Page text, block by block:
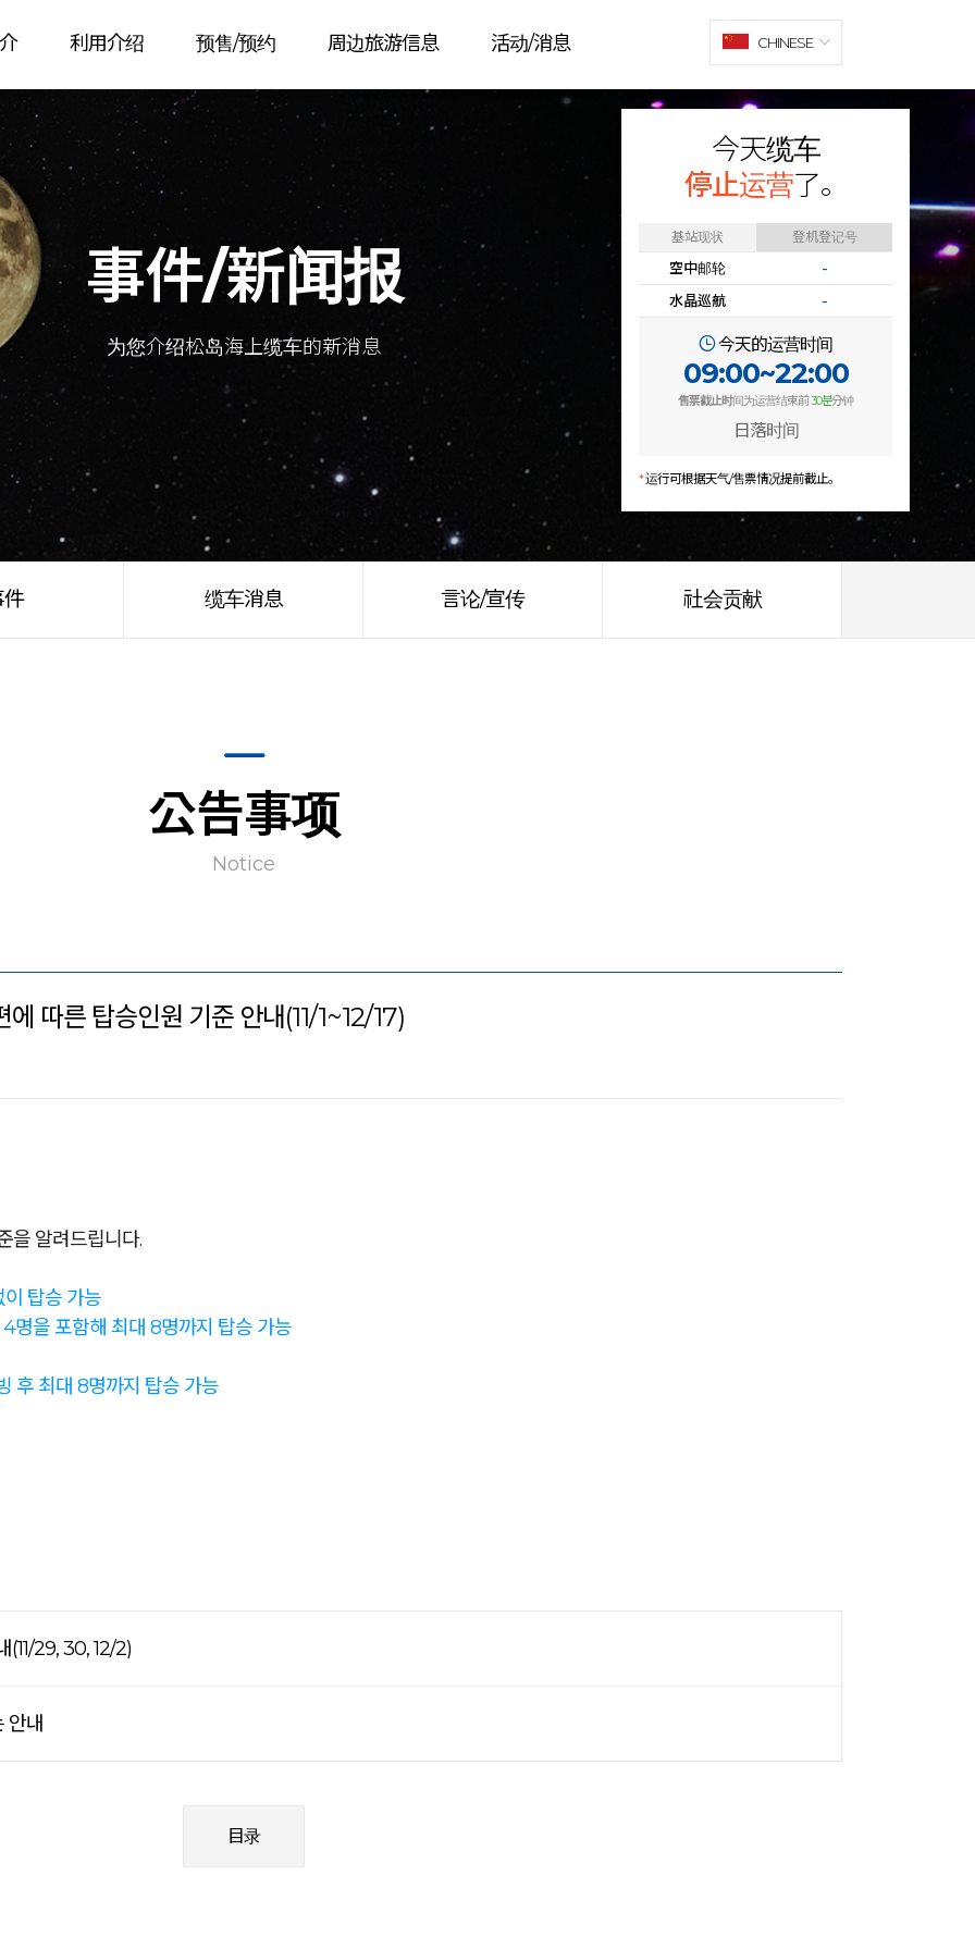
今天缆车
停止运营了。
基站现状 登机登记号
空中邮轮
-
水晶巡航
-
今天的运营时间
09:00~22:00
售票截止时间为运营结束前30분分钟
日落时间
*运行可根据天气/售票情况提前截止。
利用介绍 预售/预约 周边旅游信息 活动/消息 CHINESE
事件/新闻报
为您介绍松岛海上缆车的新消息
缆车消息 言论/宣传 社会贡献
公告事项
Notice
따른 탑승인원 기준 안내(11/1~12/17)
을 알려드립니다.
탑승 가능
명을 포함해 최대 8명까지 탑승 가능
후 최대 8명까지 탑승 가능
29, 30, 12/2)
안내
目录